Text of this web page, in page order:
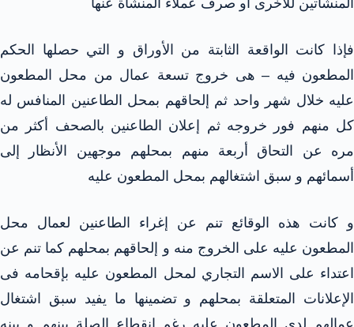
فإذا كانت الواقعة الثابتة من الأوراق و التي حصلها الحكم
المطعون فيه – هى خروج تسعة عمال من محل المطعون
عليه خلال شهر واحد ثم إلحاقهم بمحل الطاعنين المنافس له
كل منهم فور خروجه ثم إعلان الطاعنين بالصحف أكثر من
مره عن التحاق أربعة منهم بمحلهم موجهين الأنظار إلى
أسمائهم و سبق اشتغالهم بمحل المطعون عليه
و كانت هذه الوقائع تنم عن إغراء الطاعنين لعمال محل
المطعون عليه على الخروج منه و إلحاقهم بمحلهم كما تنم عن
اعتداء على الاسم التجاري لمحل المطعون عليه بإقحامه فى
الإعلانات المتعلقة بمحلهم و تضمينها ما يفيد سبق اشتغال
عمالهم لدى المطعون عليه رغم انقطاع الصلة بينهم و بينه